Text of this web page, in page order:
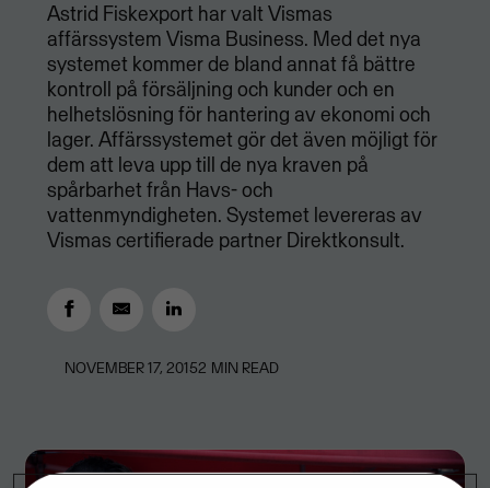
Astrid Fiskexport har valt Vismas
affärssystem Visma Business. Med det nya
systemet kommer de bland annat få bättre
kontroll på försäljning och kunder och en
helhetslösning för hantering av ekonomi och
lager. Affärssystemet gör det även möjligt för
dem att leva upp till de nya kraven på
spårbarhet från Havs- och
vattenmyndigheten. Systemet levereras av
Vismas certifierade partner Direktkonsult.
NOVEMBER 17, 20152 MIN READ